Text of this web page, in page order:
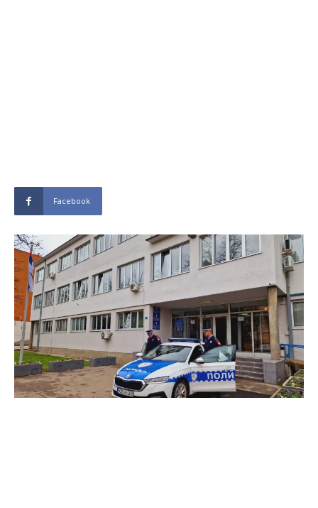
Facebook